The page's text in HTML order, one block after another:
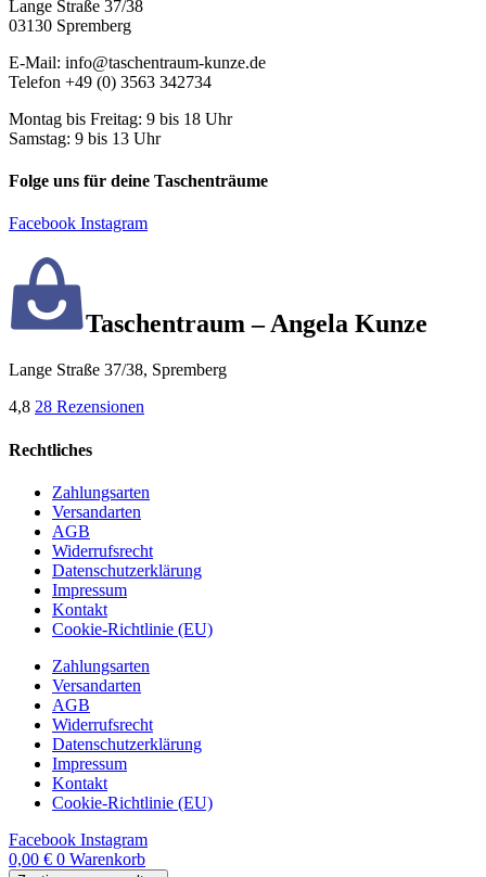
Lange Straße 37/38
03130 Spremberg
E-Mail: info@taschentraum-kunze.de
Telefon +49 (0) 3563 342734
Montag bis Freitag: 9 bis 18 Uhr
Samstag: 9 bis 13 Uhr
Folge uns für deine Taschenträume
Facebook Instagram
Taschentraum – Angela Kunze
Lange Straße 37/38, Spremberg
4,8 28 Rezensionen
Rechtliches
Zahlungsarten
Versandarten
AGB
Widerrufsrecht
Datenschutzerklärung
Impressum
Kontakt
Cookie-Richtlinie (EU)
Zahlungsarten
Versandarten
AGB
Widerrufsrecht
Datenschutzerklärung
Impressum
Kontakt
Cookie-Richtlinie (EU)
Facebook Instagram
0,00 € 0 Warenkorb